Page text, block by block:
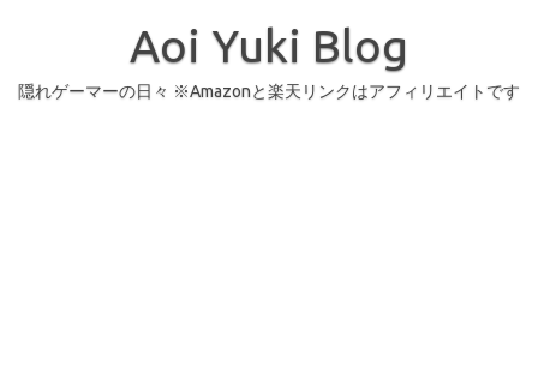
Aoi Yuki Blog
隠れゲーマーの日々 ※Amazonと楽天リンクはアフィリエイトです